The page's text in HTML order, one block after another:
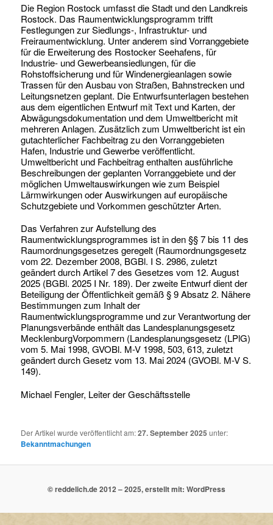
Die Region Rostock umfasst die Stadt und den Landkreis
Rostock. Das Raumentwicklungsprogramm trifft
Festlegungen zur Siedlungs-, Infrastruktur- und
Freiraumentwicklung. Unter anderem sind Vorranggebiete
für die Erweiterung des Rostocker Seehafens, für
Industrie- und Gewerbeansiedlungen, für die
Rohstoffsicherung und für Windenergieanlagen sowie
Trassen für den Ausbau von Straßen, Bahnstrecken und
Leitungsnetzen geplant. Die Entwurfsunterlagen bestehen
aus dem eigentlichen Entwurf mit Text und Karten, der
Abwägungsdokumentation und dem Umweltbericht mit
mehreren Anlagen. Zusätzlich zum Umweltbericht ist ein
gutachterlicher Fachbeitrag zu den Vorranggebieten
Hafen, Industrie und Gewerbe veröffentlicht.
Umweltbericht und Fachbeitrag enthalten ausführliche
Beschreibungen der geplanten Vorranggebiete und der
möglichen Umweltauswirkungen wie zum Beispiel
Lärmwirkungen oder Auswirkungen auf europäische
Schutzgebiete und Vorkommen geschützter Arten.
Das Verfahren zur Aufstellung des
Raumentwicklungsprogrammes ist in den §§ 7 bis 11 des
Raumordnungsgesetzes geregelt (Raumordnungsgesetz
vom 22. Dezember 2008, BGBl. I S. 2986, zuletzt
geändert durch Artikel 7 des Gesetzes vom 12. August
2025 (BGBl. 2025 I Nr. 189). Der zweite Entwurf dient der
Beteiligung der Öffentlichkeit gemäß § 9 Absatz 2. Nähere
Bestimmungen zum Inhalt der
Raumentwicklungsprogramme und zur Verantwortung der
Planungsverbände enthält das Landesplanungsgesetz
MecklenburgVorpommern (Landesplanungsgesetz (LPlG)
vom 5. Mai 1998, GVOBl. M-V 1998, 503, 613, zuletzt
geändert durch Gesetz vom 13. Mai 2024 (GVOBl. M-V S.
149).
Michael Fengler, Leiter der Geschäftsstelle
Der Artikel wurde veröffentlicht am:27. September 2025 unter:
Bekanntmachungen
© reddelich.de 2012 – 2025, erstellt mit: WordPress